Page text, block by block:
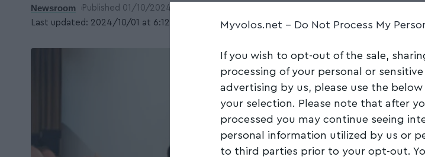
Myvolos.net - Do Not Process My
If you wish to opt-out of the sale,
processing of your personal or
advertising by us, please use the
your selection. Please note that after
processed you may continue seeing
personal information utilized by us or
to third parties prior to your opt-out.
Last updated: 2024/10/01 at 6:12 ΜΜ
Newsroom Published 01/10/2024